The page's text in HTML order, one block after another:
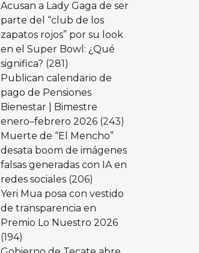
Acusan a Lady Gaga de ser
parte del “club de los
zapatos rojos” por su look
en el Super Bowl: ¿Qué
significa? (281)
Publican calendario de
pago de Pensiones
Bienestar | Bimestre
enero–febrero 2026 (243)
Muerte de “El Mencho”
desata boom de imágenes
falsas generadas con IA en
redes sociales (206)
Yeri Mua posa con vestido
de transparencia en
Premio Lo Nuestro 2026
(194)